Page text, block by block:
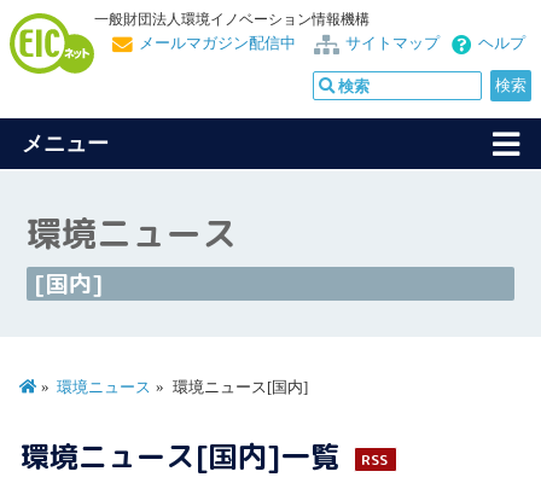
一般財団法人環境イノベーション情報機構
ヘルプ
サイトマップ
メールマガジン配信中
メニュー
環境ニュース
[国内]
環境ニュース 環境ニュース[国内]
環境ニュース[国内]一覧 RSS